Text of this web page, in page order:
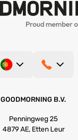
GOODMORNING B.V.
Penningweg 25
4879 AE, Etten Leur